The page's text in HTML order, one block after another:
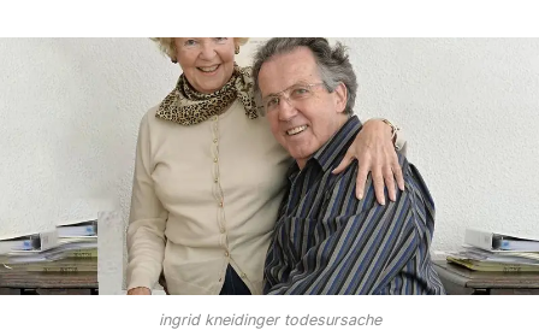
ingrid kneidinger todesursache